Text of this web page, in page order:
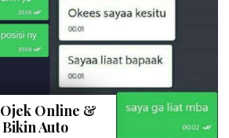
Online &
Auto